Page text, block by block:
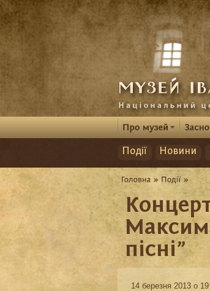
Події Новини
пісні”
14 березня 2013 о